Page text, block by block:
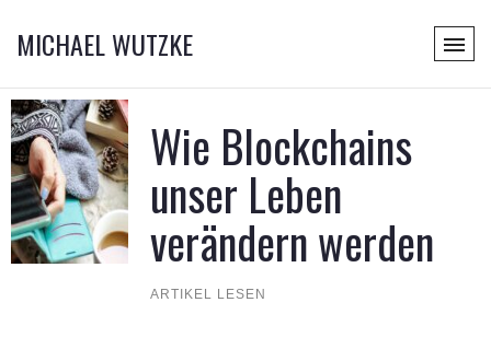
MICHAEL WUTZKE
Wie Blockchains
unser Leben
verändern werden
ARTIKEL LESEN